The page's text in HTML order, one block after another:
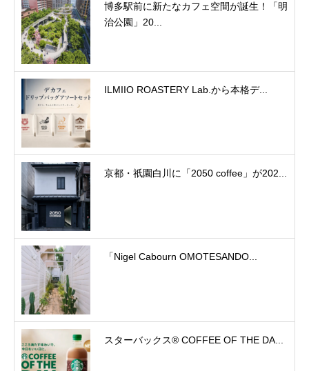
博多駅前に新たなカフェ空間が誕生！「明
治公園」20...
ILMIIO ROASTERY Lab.から本格デ...
京都・祇園白川に「2050 coffee」が202...
「Nigel Cabourn OMOTESANDO...
スターバックス® COFFEE OF THE DA...